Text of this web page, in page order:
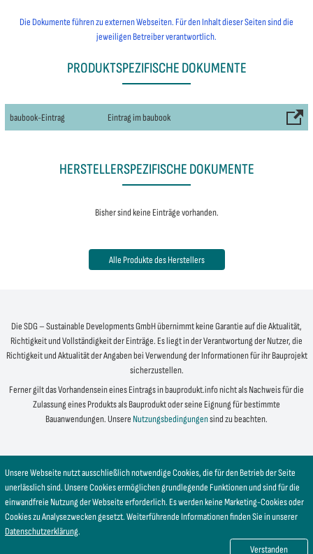
Die Dokumente führen zu externen Webseiten. Für den Inhalt dieser Seiten sind die
jeweiligen Betreiber verantwortlich.
PRODUKTSPEZIFISCHE DOKUMENTE
baubook-Eintrag Eintrag im baubook
HERSTELLERSPEZIFISCHE DOKUMENTE
Bisher sind keine Einträge vorhanden.
Alle Produkte des Herstellers
Die SDG – Sustainable Developments GmbH übernimmt keine Garantie auf die Aktualität,
Richtigkeit und Vollständigkeit der Einträge. Es liegt in der Verantwortung der Nutzer, die
Richtigkeit und Aktualität der Angaben bei Verwendung der Informationen für ihr Bauprojekt
sicherzustellen.
Ferner gilt das Vorhandensein eines Eintrags in bauprodukt.info nicht als Nachweis für die
Zulassung eines Produkts als Bauprodukt oder seine Eignung für bestimmte
Bauanwendungen. Unsere Nutzungsbedingungensind zu beachten.
Unsere Webseite nutzt ausschließlich notwendige Cookies, die für den Betrieb der Seite
unerlässlich sind. Unsere Cookies ermöglichen grundlegende Funktionen und sind für die
einwandfreie Nutzung der Webseite erforderlich. Es werden keine Marketing-Cookies oder
Cookies zu Analysezwecken gesetzt. Weiterführende Informationen finden Sie in unserer
Datenschutzerklärung.
Verstanden